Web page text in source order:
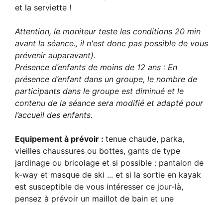
et la serviette !
Attention, le moniteur teste les conditions 20 min
avant la séance., il n'est donc pas possible de vous
prévenir auparavant).
Présence d’enfants de moins de 12 ans : En
présence d’enfant dans un groupe, le nombre de
participants dans le groupe est diminué et le
contenu de la séance sera modifié et adapté pour
l’accueil des enfants.
Equipement à prévoir : tenue chaude, parka,
vieilles chaussures ou bottes, gants de type
jardinage ou bricolage et si possible : pantalon de
k-way et masque de ski ... et si la sortie en kayak
est susceptible de vous intéresser ce jour-là,
pensez à prévoir un maillot de bain et une